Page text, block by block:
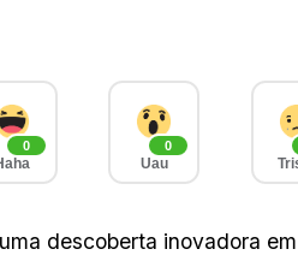
0 0
Uau
descoberta inovadora